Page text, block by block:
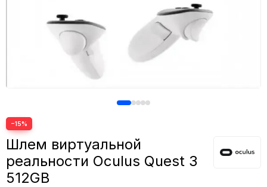
−15%
Шлем виртуальной
реальности Oculus Quest 3
512GB